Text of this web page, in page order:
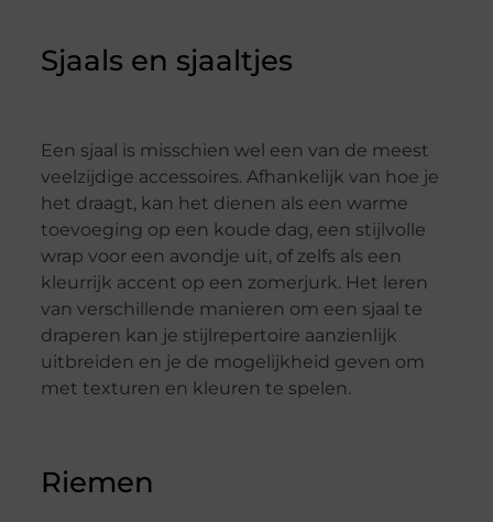
Sjaals en sjaaltjes
Een sjaal is misschien wel een van de meest
veelzijdige accessoires. Afhankelijk van hoe je
het draagt, kan het dienen als een warme
toevoeging op een koude dag, een stijlvolle
wrap voor een avondje uit, of zelfs als een
kleurrijk accent op een zomerjurk. Het leren
van verschillende manieren om een sjaal te
draperen kan je stijlrepertoire aanzienlijk
uitbreiden en je de mogelijkheid geven om
met texturen en kleuren te spelen.
Riemen